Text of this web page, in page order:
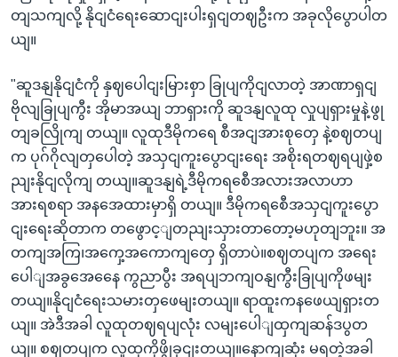
တျသကျလို့ နိုငျငံရေးဆောငျးပါးရှငျတဈဦးက အခုလိုပွောပါတ
ယျ။
"ဆူဒနျနိုငျငံကို နှဈပေါငျးမြားစှာ ခြုပျကိုငျလာတဲ့ အာဏာရှငျ
ဗိုလျခြုပျကွီး အိုမာအယျ ဘာရှားကို ဆူဒနျလူထု လှုပျရှားမှုနဲ့ဖွု
တျခလြိုကျ တယျ။ လူထုဒီမိုကရေ စီအငျအားစုတှေ နဲ့စဈတပျ
က ပုဂ်ဂိုလျတှပေါတဲ့ အသှငျကူးပွောငျးရေး အစိုးရတဈရပျဖှဲ့စ
ညျးနိုငျလိုကျ တယျ။ဆူဒနျရဲ့ဒီမိုကရစေီအလားအလာဟာ
အားရစရာ အနအေထားမှာရှိ တယျ။ ဒီမိုကရစေီအသှငျကူးပွော
ငျးရေးဆိုတာက တဖွောင့ျတညျးသှားတာတော့မဟုတျဘူး။ အ
တကျအကြ၊အကှေ့အကောကျတှေ ရှိတာပဲ။စဈတပျက အရေး
ပေါျအခွအေနေေ ကွညာပွီး အရပျဘကျဝနျကွီးခြုပျကိုဖမျး
တယျ။နိုငျငံရေးသမားတှဖေမျးတယျ။ ရာထူးကနဖေယျရှားတ
ယျ။ အဲဒီအခါ လူထုတဈရပျလုံး လမျးပေါျထှကျဆန်ဒပွတ
ယျ။ စဈတပျက လူထုကိုဖွိုခှငျးတယျ။နောကျဆုံး မရတဲ့အခါ